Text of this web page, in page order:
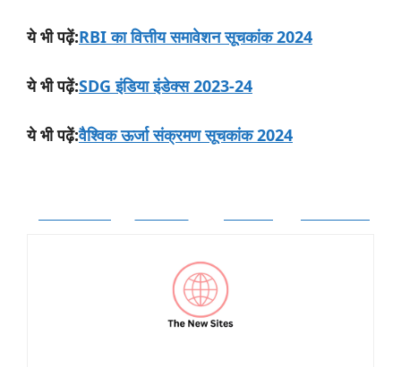
ये भी पढ़ें:RBI का वित्तीय समावेशन सूचकांक 2024
ये भी पढ़ें:SDG इंडिया इंडेक्स 2023-24
ये भी पढ़ें:वैश्विक ऊर्जा संक्रमण सूचकांक 2024